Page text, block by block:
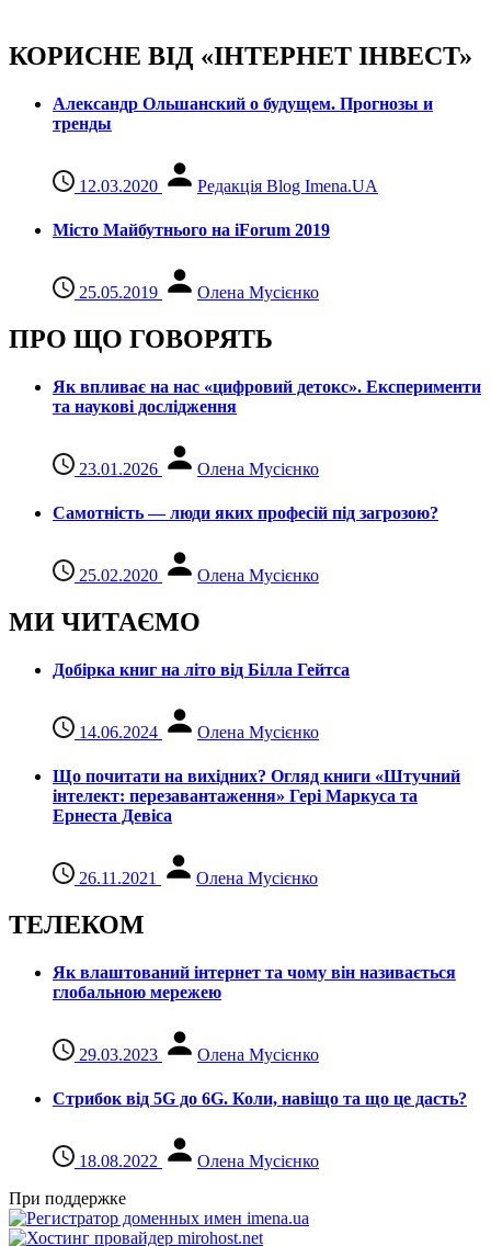
КОРИСНЕ ВІД «ІНТЕРНЕТ ІНВЕСТ»
Александр Ольшанский о будущем. Прогнозы и
тренды
12.03.2020 Редакція Blog Imena.UA
Місто Майбутнього на iForum 2019
25.05.2019 Олена Мусієнко
ПРО ЩО ГОВОРЯТЬ
Як впливає на нас «цифровий детокс». Експерименти
та наукові дослідження
23.01.2026 Олена Мусієнко
Самотність — люди яких професій під загрозою?
25.02.2020 Олена Мусієнко
МИ ЧИТАЄМО
Добірка книг на літо від Білла Гейтса
14.06.2024 Олена Мусієнко
Що почитати на вихідних? Огляд книги «Штучний
інтелект: перезавантаження» Гері Маркуса та
Ернеста Девіса
26.11.2021 Олена Мусієнко
ТЕЛЕКОМ
Як влаштований інтернет та чому він називається
глобальною мережею
29.03.2023 Олена Мусієнко
Стрибок від 5G до 6G. Коли, навіщо та що це даcть?
18.08.2022
Олена Мусієнко
При поддержке